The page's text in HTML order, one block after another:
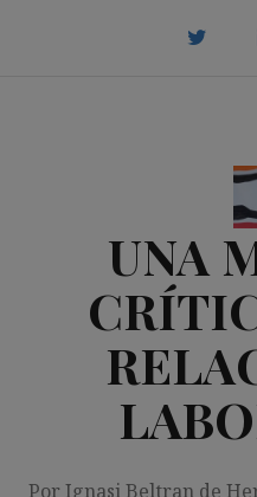
UNA
Por Ignasi Beltran de